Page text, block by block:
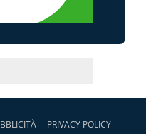
PRIVACY POLICY